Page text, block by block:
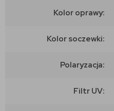
Kolor oprawy:
Kolor soczewki:
Polaryzacja:
Filtr UV: